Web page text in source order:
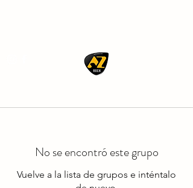
No se encontró este grupo
Vuelve a la lista de grupos e inténtalo